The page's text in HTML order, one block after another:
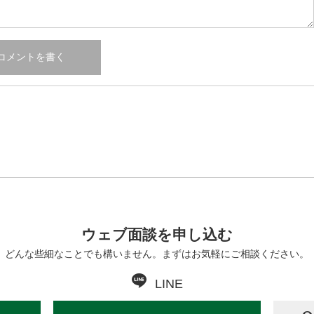
ウェブ面談を申し込む
どんな些細なことでも構いません。まずはお気軽にご相談ください。
LINE